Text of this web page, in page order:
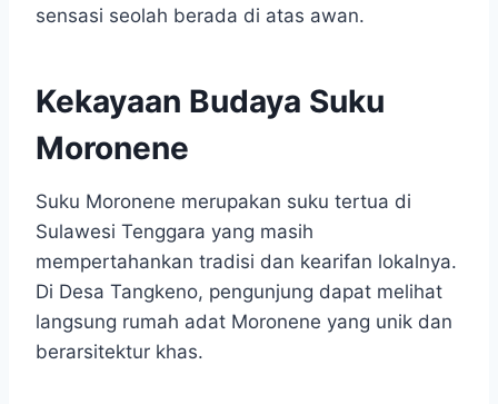
sensasi seolah berada di atas awan.
Kekayaan Budaya Suku
Moronene
Suku Moronene merupakan suku tertua di
Sulawesi Tenggara yang masih
mempertahankan tradisi dan kearifan lokalnya.
Di Desa Tangkeno, pengunjung dapat melihat
langsung rumah adat Moronene yang unik dan
berarsitektur khas.